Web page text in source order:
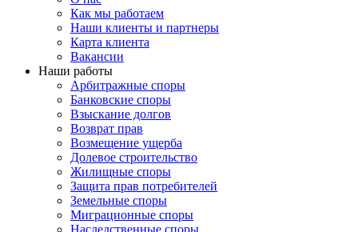
Как мы работаем
Наши клиенты и партнеры
Карта клиента
Вакансии
Наши работы
Арбитражные споры
Банковские споры
Взыскание долгов
Возврат прав
Возмещение ущерба
Долевое строительство
Жилищные споры
Защита прав потребителей
Земельные споры
Миграционные споры
Наследственные споры